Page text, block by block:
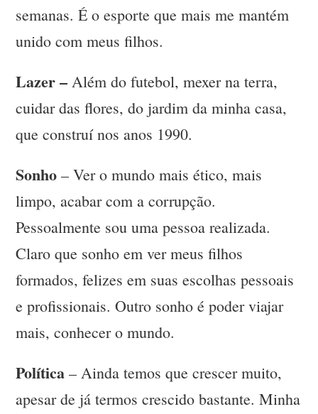
semanas. É o esporte que mais me mantém
unido com meus filhos.
Lazer – Além do futebol, mexer na terra,
cuidar das flores, do jardim da minha casa,
que construí nos anos 1990.
Sonho– Ver o mundo mais ético, mais
limpo, acabar com a corrupção.
Pessoalmente sou uma pessoa realizada.
Claro que sonho em ver meus filhos
formados, felizes em suas escolhas pessoais
e profissionais. Outro sonho é poder viajar
mais, conhecer o mundo.
Política– Ainda temos que crescer muito,
apesar de já termos crescido bastante. Minha